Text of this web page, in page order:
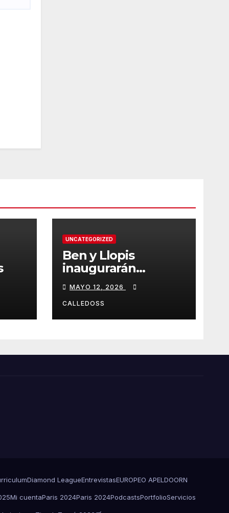
UNCATEGORIZED
Ben y Llopis
inaugurarán
temporada de
Diamond
MAYO 12, 2026
CALLEDOSS
Diamond LeagueEntrevistasEUROPEO APELDOORN
Mi cuentaParis 2024Paris 2024PodcastsPortfolioServicios